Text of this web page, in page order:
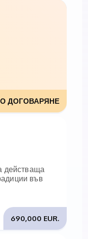
ДОГОВАРЯНЕ
във
690,000 EUR.